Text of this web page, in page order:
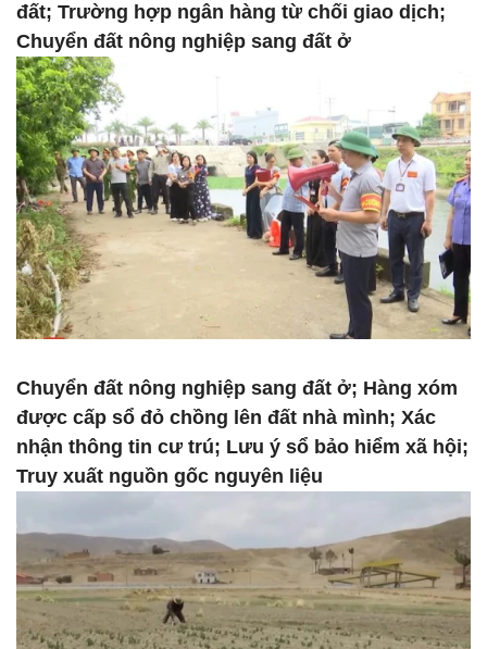
đất; Trường hợp ngân hàng từ chối giao dịch;
Chuyển đất nông nghiệp sang đất ở
Chuyển đất nông nghiệp sang đất ở; Hàng xóm
được cấp sổ đỏ chồng lên đất nhà mình; Xác
nhận thông tin cư trú; Lưu ý sổ bảo hiểm xã hội;
Truy xuất nguồn gốc nguyên liệu